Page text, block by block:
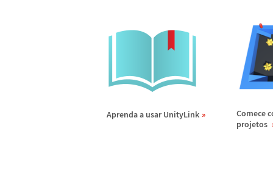
Aprenda a usar UnityLink
Comece
projetos